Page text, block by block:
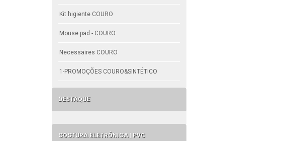
Kit higiente COURO
Mouse pad - COURO
Necessaires COURO
1-PROMOÇÕES COURO&SINTÉTICO
DESTAQUE
COSTURA ELETRÔNICA | PVC